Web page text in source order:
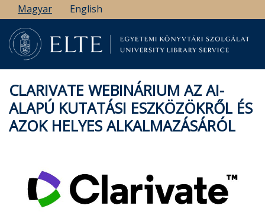
Ugrás
a
tartalomra
Magyar English
CLARIVATE WEBINÁRIUM AZ AI-
ALAPÚ KUTATÁSI ESZKÖZÖKRŐL ÉS
AZOK HELYES ALKALMAZÁSÁRÓL